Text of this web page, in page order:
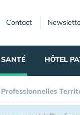
Contact
HÔTEL